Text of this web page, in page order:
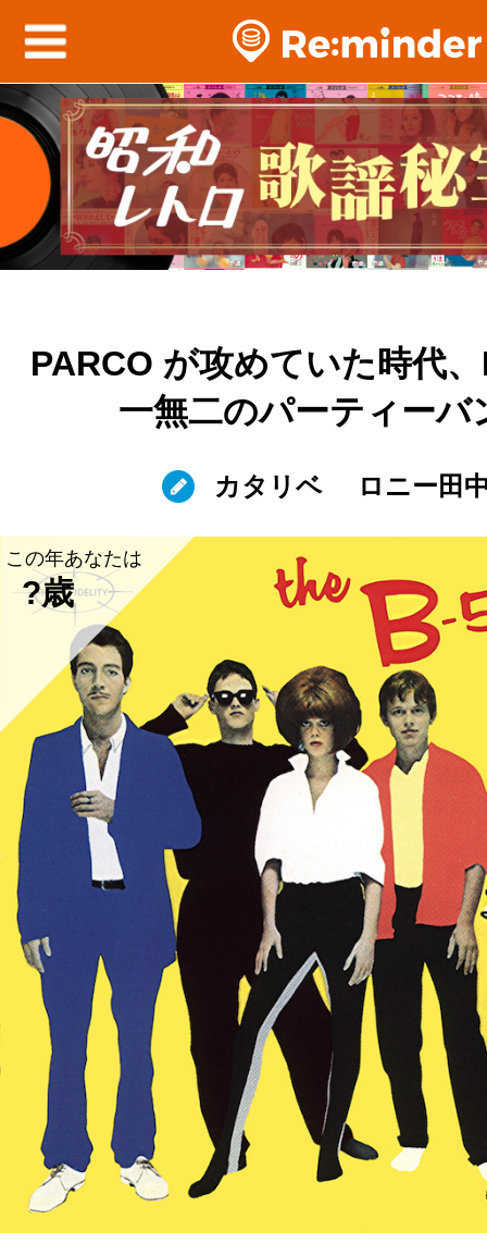
PARCO が攻めていた時代
一無二のパーティーバ
カタリベ ロニー田
この年あなたは
?歳